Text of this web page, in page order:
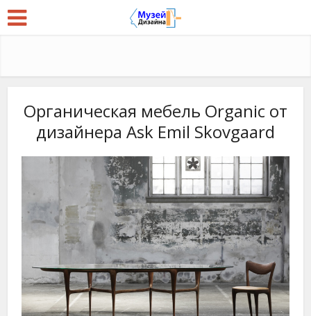
Органическая мебель Organic от
дизайнера Ask Emil Skovgaard